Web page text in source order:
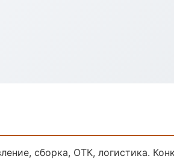
сборка, ОТК, логистика.